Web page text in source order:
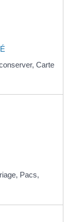
Carte
Pacs,